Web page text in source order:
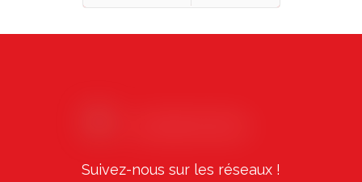
Suivez-nous sur les réseaux !